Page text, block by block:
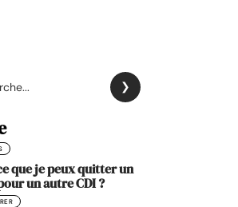
que je peux quitter un
un autre CDI ?